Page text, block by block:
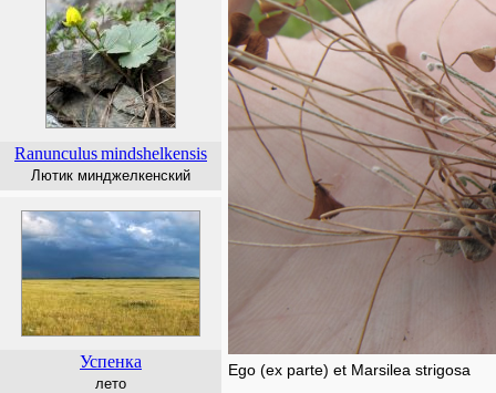
Ranunculusmindshelkensis
Лютик минджелкенский
Успенка
лето
Ego (ex parte) et Marsilea strigosa